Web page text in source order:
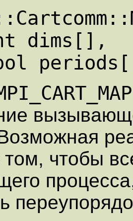
dims[],
том, чтобы